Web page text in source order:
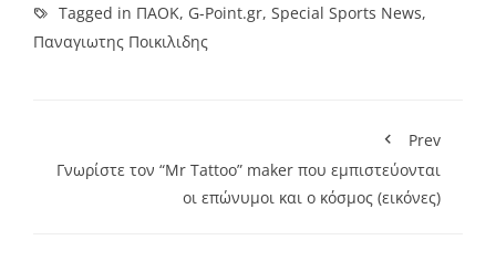
Tagged in ΠΑΟΚ, G-Point.gr, Special Sports News,
Παναγιωτης Ποικιλιδης
Prev
Γνωρίστε τον “Mr Tattoo” maker που εμπιστεύονται
οι επώνυμοι και ο κόσμος (εικόνες)